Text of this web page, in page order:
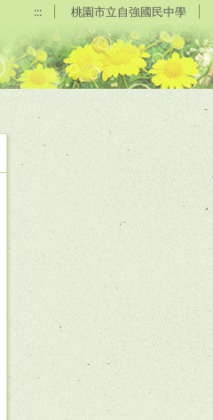
::: 桃園市立自強國民中學